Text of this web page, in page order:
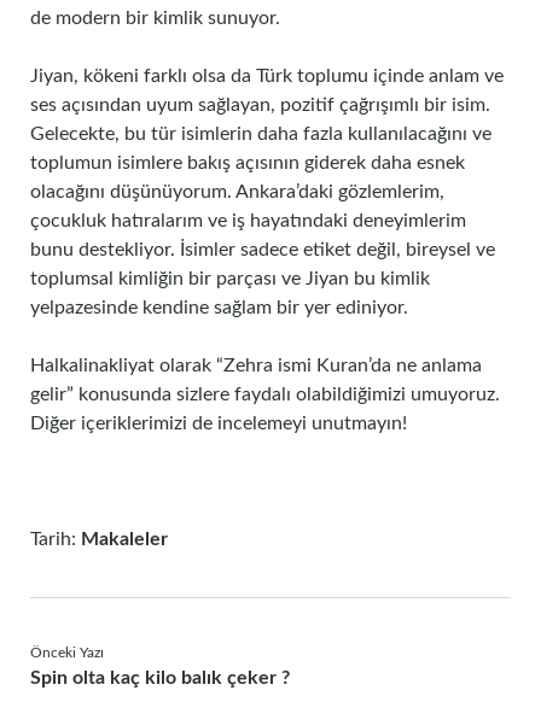
de modern bir kimlik sunuyor.
Jiyan, kökeni farklı olsa da Türk toplumu içinde anlam ve
ses açısından uyum sağlayan, pozitif çağrışımlı bir isim.
Gelecekte, bu tür isimlerin daha fazla kullanılacağını ve
toplumun isimlere bakış açısının giderek daha esnek
olacağını düşünüyorum. Ankara’daki gözlemlerim,
çocukluk hatıralarım ve iş hayatındaki deneyimlerim
bunu destekliyor. İsimler sadece etiket değil, bireysel ve
toplumsal kimliğin bir parçası ve Jiyan bu kimlik
yelpazesinde kendine sağlam bir yer ediniyor.
Halkalinakliyat olarak “Zehra ismi Kuran’da ne anlama
gelir” konusunda sizlere faydalı olabildiğimizi umuyoruz.
Diğer içeriklerimizi de incelemeyi unutmayın!
Tarih: Makaleler
Önceki Yazı
Spin olta kaç kilo balık çeker ?